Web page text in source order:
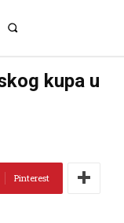
kupa u
Pinterest